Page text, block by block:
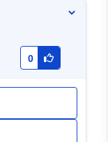
0